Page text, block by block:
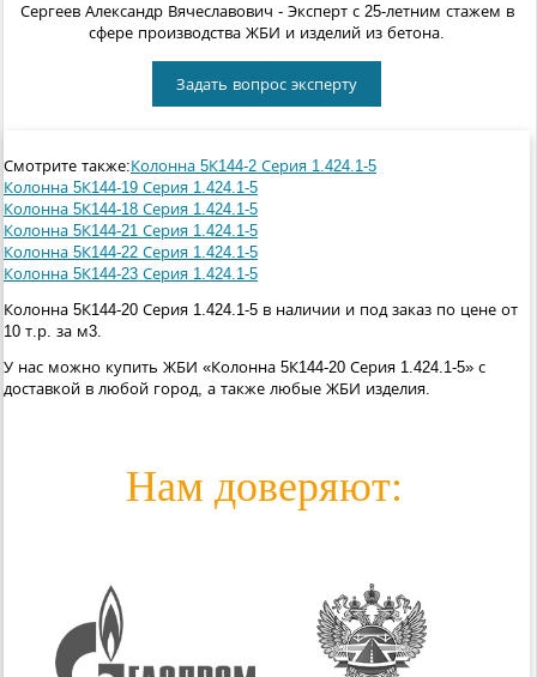
Сергеев Александр Вячеславович - Эксперт с 25-летним стажем в
сфере производства ЖБИ и изделий из бетона.
Задать вопрос эксперту
Смотрите также:Колонна 5К144-2 Серия 1.424.1-5
Колонна 5К144-19 Серия 1.424.1-5
Колонна 5К144-18 Серия 1.424.1-5
Колонна 5К144-21 Серия 1.424.1-5
Колонна 5К144-22 Серия 1.424.1-5
Колонна 5К144-23 Серия 1.424.1-5
Колонна 5К144-20 Серия 1.424.1-5 в наличии и под заказ по цене от
10 т.р. за м3.
У нас можно купить ЖБИ «Колонна 5К144-20 Серия 1.424.1-5» с
доставкой в любой город, а также любые ЖБИ изделия.
Нам доверяют: